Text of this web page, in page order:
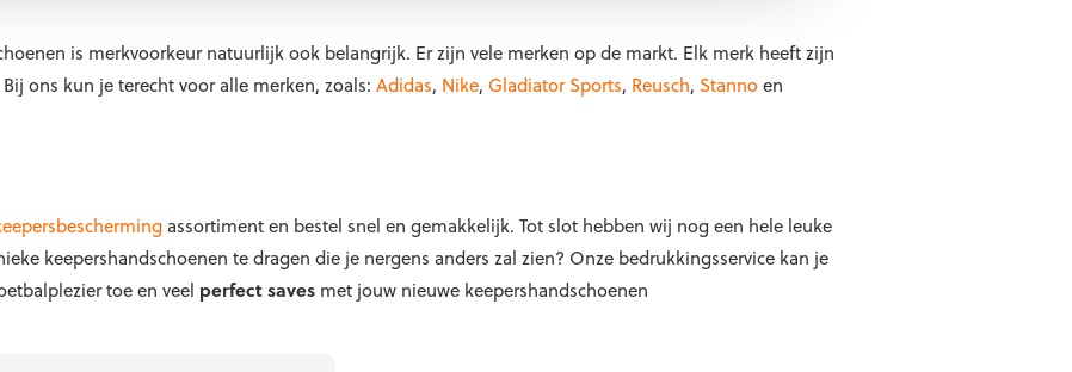
is merkvoorkeur natuurlijk ook belangrijk. Er zijn vele merken op de markt. Elk merk heeft zijn
ons kun je terecht voor alle merken, zoals: Adidas, Nike, Gladiator Sports, Reusch, Stannoen
assortiment en bestel snel en gemakkelijk. Tot slot hebben wij nog een hele leuke
keepershandschoenen te dragen die je nergens anders zal zien? Onze bedrukkingsservice kan je
toe en veel perfect saves met jouw nieuwe keepershandschoenen